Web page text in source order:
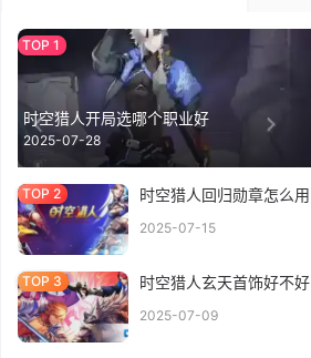
时空猎人开局选哪个职业好
2025-07-28
时空猎人回归勋章怎么用
2025-07-15
时空猎人玄天首饰好不好
2025-07-09